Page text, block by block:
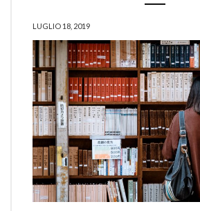
LUGLIO 18, 2019